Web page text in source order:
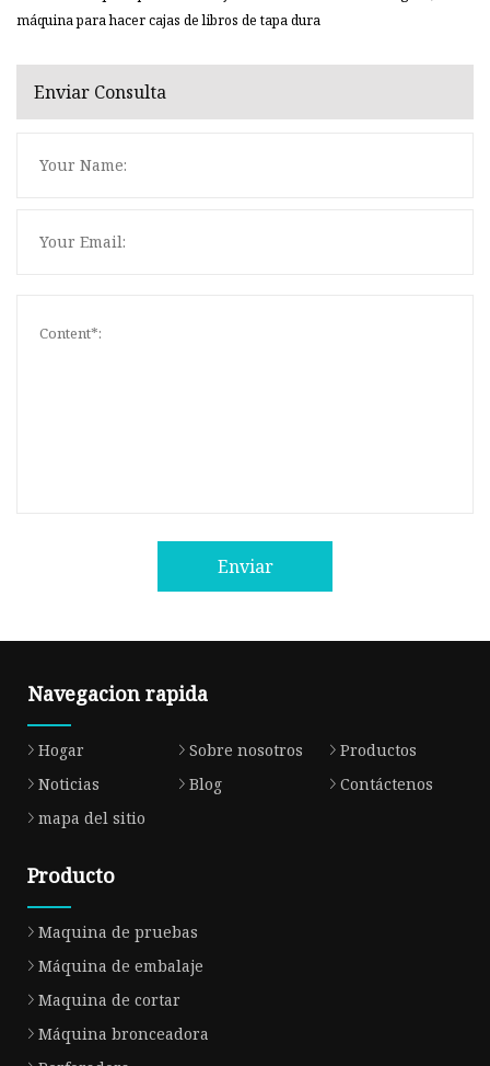
máquina para hacer cajas de libros de tapa dura
Enviar Consulta
Enviar
Navegacion rapida
Hogar Sobre nosotros
Productos
Noticias
Blog
Contáctenos
mapa del sitio
Producto
Maquina de pruebas
Máquina de embalaje
Maquina de cortar
Máquina bronceadora